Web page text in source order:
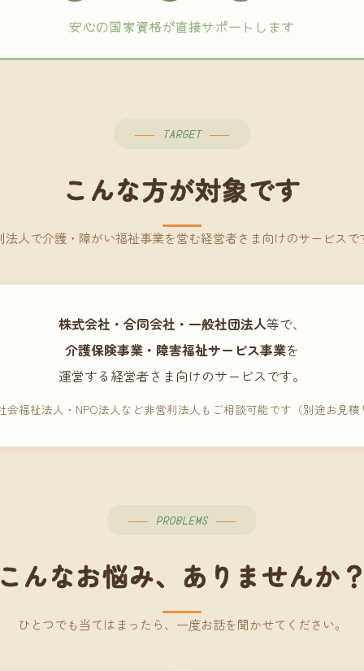
安心の国家資格が直接サポートします
TARGET
こんな方が対象です
法人で介護・障がい福祉事業を営む経営者さま向けのサービスで
株式会社・合同会社・一般社団法人等で、
介護保険事業・障害福祉サービス事業を
運営する経営者さま向けのサービスです。
福祉法人・NPO法人など非営利法人もご相談可能です（別途お見積
PROBLEMS
んなお悩み、ありませんか
ひとつでも当てはまったら、一度お話を聞かせてください。